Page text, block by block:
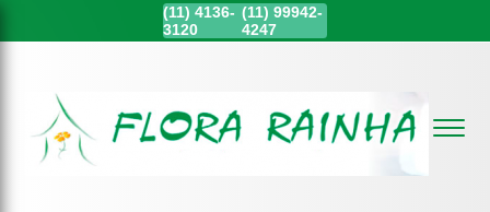
(11) 4136-
3120
(11)99942-
4247